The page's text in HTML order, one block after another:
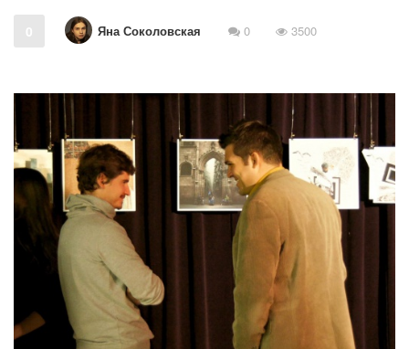
0 Яна Соколовская 0 3500